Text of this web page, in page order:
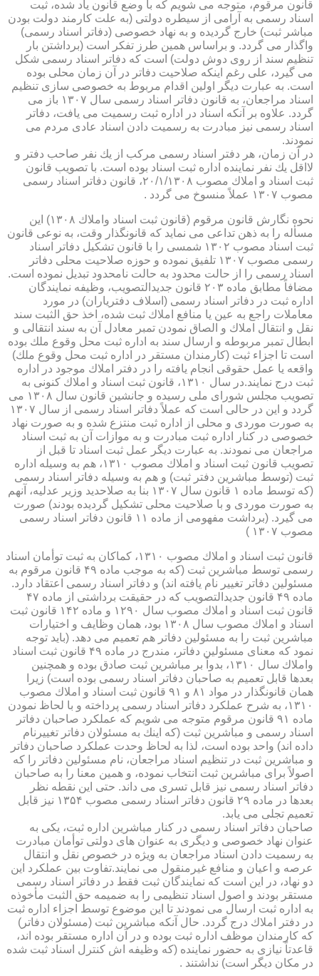
قانون مرقوم، متوجه می شویم كه با وضع قانون یاد شده، ثبت
اسناد رسمی به آرامی از سیطره دولتی (به علت كارمند دولت بودن
مباشر ثبت) خارج گردیده و به نهاد خصوصی (دفاتر اسناد رسمی)
واگذار می گردد. و براساس همین طرز تفكر است (برداشتن بار
تنظیم سند از روی دوش دولت) است كه دفاتر اسناد رسمی شكل
می گیرد، علی رغم اینكه صلاحیت دفاتر در آن زمان محلی بوده
است. به عبارت دیگر اولین اقدام مربوط به خصوصی سازی تنظیم
اسناد مراجعان، به قانون دفاتر اسناد رسمی سال ۱۳۰۷ باز می
گردد. علاوه بر آنكه اسناد در اداره ثبت رسمیت می یافت، دفاتر
اسناد رسمی نیز مبادرت به رسمیت دادن اسناد عادی مردم می
نمودند.
در آن زمان، هر دفتر اسناد رسمی مركب از یك نفر صاحب دفتر و
لااقل یك نفر نماینده اداره ثبت اسناد بوده است. با تصویب قانون
ثبت اسناد و املاك مصوب ۲۰/۱/۱۳۰۸، قانون دفاتر اسناد رسمی
مصوب ۱۳۰۷ عملاً منسوخ می گردد .
نحوه نگارش قانون مرقوم (قانون ثبت اسناد واملاك ۱۳۰۸) این
مسأله را به ذهن تداعی می نماید كه قانونگذار وقت، به نوعی قانون
ثبت اسناد مصوب ۱۳۰۲ شمسی را با قانون تشكیل دفاتر اسناد
رسمی مصوب ۱۳۰۷ تلفیق نموده و حوزه صلاحیت محلی دفاتر
اسناد رسمی را از حالت محدود به حالت نامحدود تبدیل نموده است.
مضافاً مطابق ماده ۲۰۳ قانون جدیدالتصویب، وظیفه نمایندگان
اداره ثبت در دفاتر اسناد رسمی (اسلاف دفتریاران) در مورد
معاملات راجع به عین یا منافع املاك ثبت شده، اخذ حق الثبت سند
نقل و انتقال املاك و الصاق نمودن تمبر معادل آن به سند انتقالی و
ابطال تمبر مربوطه و ارسال سند به اداره ثبت محل وقوع ملك بوده
است تا اجزاء ثبت (كارمندان مستقر در اداره ثبت محل وقوع ملك)
واقعه یا عمل حقوقی انجام یافته را در دفتر املاك موجود در اداره
ثبت درج نمایند.در سال ۱۳۱۰، قانون ثبت اسناد و املاك كنونی به
تصویب مجلس شورای ملی رسیده و جانشین قانون سال ۱۳۰۸ می
گردد و این در حالی است كه عملاً دفاتر اسناد رسمی از سال ۱۳۰۷
به صورت موردی و محلی از اداره ثبت منتزع شده و به صورت نهاد
خصوصی در كنار اداره ثبت مبادرت و به موازات آن به ثبت اسناد
مراجعان می نمودند. به عبارت دیگر عمل ثبت اسناد تا قبل از
تصویب قانون ثبت اسناد و املاك مصوب ۱۳۱۰، هم به وسیله اداره
ثبت (توسط مباشرین دفتر ثبت) و هم به وسیله دفاتر اسناد رسمی
(كه توسط ماده ۱ قانون سال ۱۳۰۷ بنا به صلاحدید وزیر عدلیه، آنهم
به صورت موردی و با صلاحیت محلی تشكیل گردیده بودند) صورت
می گیرد. (برداشت مفهومی از ماده ۱۱ قانون دفاتر اسناد رسمی
مصوب ۱۳۰۷ )
قانون ثبت اسناد و املاك مصوب ۱۳۱۰، كماكان به ثبت توأمان اسناد
رسمی توسط مباشرین ثبت (كه به موجب ماده ۴۹ قانون مرقوم به
مسئولین دفاتر تغییر نام یافته اند) و دفاتر اسناد رسمی اعتقاد دارد.
ماده ۴۹ قانون جدیدالتصویب كه در حقیقت برداشتی از ماده ۴۷
قانون ثبت اسناد و املاك مصوب سال ۱۲۹۰ و ماده ۱۴۲ قانون ثبت
اسناد و املاك مصوب سال ۱۳۰۸ بود، همان وظایف و اختیارات
مباشرین ثبت را به مسئولین دفاتر هم تعمیم می دهد. (باید توجه
نمود كه معنای مسئولین دفاتر، مندرج در ماده ۴۹ قانون ثبت اسناد
واملاك سال ۱۳۱۰، بدواً بر مباشرین ثبت صادق بوده و همچنین
بعدها قابل تعمیم به صاحبان دفاتر اسناد رسمی بوده است) زیرا
همان قانونگذار در مواد ۸۱ و ۹۱ قانون ثبت اسناد و املاك مصوب
۱۳۱۰، به شرح عملكرد دفاتر اسناد رسمی پرداخته و با لحاظ نمودن
ماده ۹۱ قانون مرقوم متوجه می شویم كه عملكرد صاحبان دفاتر
اسناد رسمی و مباشرین ثبت (كه اینك به مسئولان دفاتر تغییرنام
داده اند) واحد بوده است، لذا به لحاظ وحدت عملكرد صاحبان دفاتر
و مباشرین ثبت در تنظیم اسناد مراجعان، نام مسئولین دفاتر را كه
اصولاً برای مباشرین ثبت انتخاب نموده، و همین معنا را به صاحبان
دفاتر اسناد رسمی نیز قابل تسری می داند. حتی این نقطه نظر
بعدها در ماده ۲۹ قانون دفاتر اسناد رسمی مصوب ۱۳۵۴ نیز قابل
تعمیم تجلی می یابد.
صاحبان دفاتر اسناد رسمی در كنار مباشرین اداره ثبت، یكی به
عنوان نهاد خصوصی و دیگری به عنوان های دولتی توأمان مبادرت
به رسمیت دادن اسناد مراجعان به ویژه در خصوص نقل و انتقال
عرصه و اعیان و منافع غیرمنقول می نمایند.تفاوت بین عملكرد این
دو نهاد، در این است كه نمایندگان ثبت فقط در دفاتر اسناد رسمی
مستقر بودند و اصول اسناد تنظیمی را به ضمیمه حق الثبت مأخوذه
به اداره ثبت ارسال می نمودند تا این موضوع توسط اجزاء اداره ثبت
در دفتر املاك درج گردد. حال آنكه مباشرین ثبت (مسئولان دفاتر)
كه كارمندان موظف اداره ثبت بوده و در آن اداره مستقر بوده اند،
قاعدتاً نیازی به حضور نماینده (كه وظیفه اش كنترل اسناد ثبت شده
در مكان دیگر است) نداشتند .